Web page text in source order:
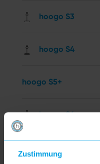
Zustimmung
hoogo S3
hoogo S4
hoogo S5+
hoogo S6